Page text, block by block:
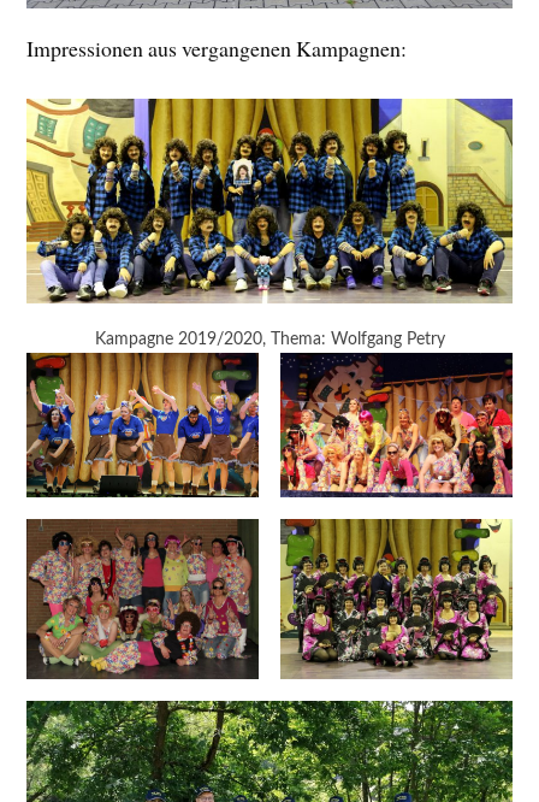
Impressionen aus vergangenen Kampagnen:
Kampagne 2019/2020, Thema: Wolfgang Petry